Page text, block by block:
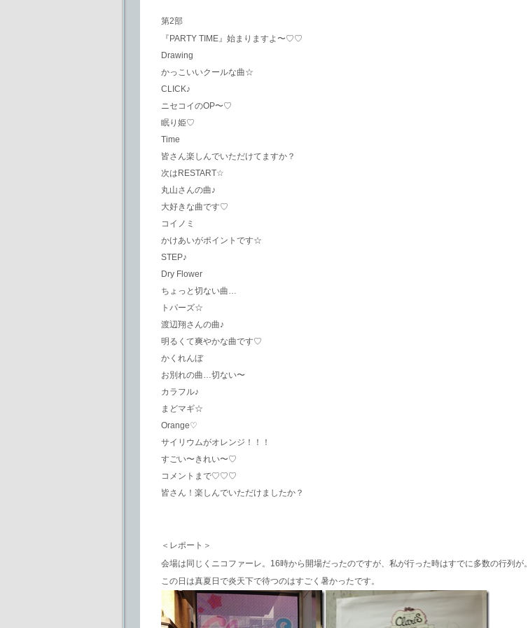
第2部
『PARTY TIME』始まりますよ〜♡♡
Drawing
かっこいいクールな曲☆
CLICK♪
ニセコイのOP〜♡
眠り姫♡
Time
皆さん楽しんでいただけてますか？
次はRESTART☆
丸山さんの曲♪
大好きな曲です♡
コイノミ
かけあいがポイントです☆
STEP♪
Dry Flower
ちょっと切ない曲…
トパーズ☆
渡辺翔さんの曲♪
明るくて爽やかな曲です♡
かくれんぼ
お別れの曲…切ない〜
カラフル♪
まどマギ☆
Orange♡
サイリウムがオレンジ！！！
すごい〜きれい〜♡
コメントまで♡♡♡
皆さん！楽しんでいただけましたか？
＜レポート＞
会場は同じくニコファーレ。16時から開場だったのですが、私が行った時はすでに多数の行列が。
この日は真夏日で炎天下で待つのはすごく暑かったです。